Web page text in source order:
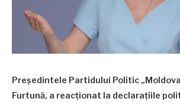
Președintele Partidului Politic
Furtună, a reacționat la declarațiile